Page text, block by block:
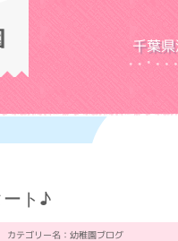
学校法人川見学園 ふき
千葉
ト♪
テゴリー名： 幼稚園ブログ